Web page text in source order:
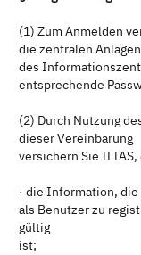
(1) Zum Anmelden
die zentralen Anlagen
des
entsprechende
(2) Durch Nutzung
dieser Vereinbarung
versichern Sie ILIAS,
· die Information,
als Benutzer zu
gültig
ist;